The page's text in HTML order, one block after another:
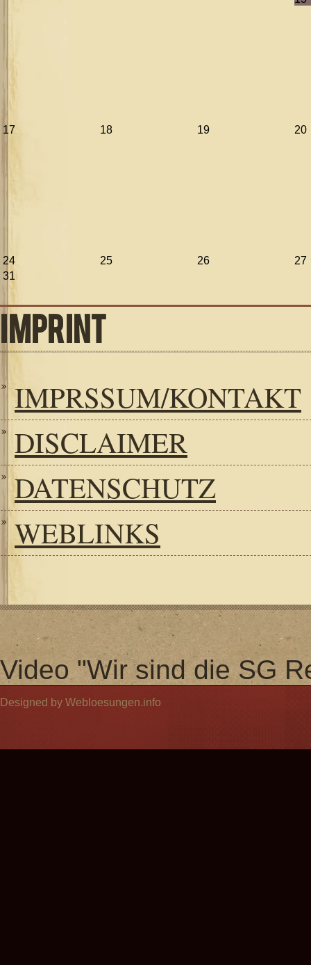
17 18 19 20
24 25 26
27
31
IMPRINT
IMPRSSUM/KONTAKT
DISCLAIMER
DATENSCHUTZ
WEBLINKS
Video "Wir sind die SG
Designed by Webloesungen.info